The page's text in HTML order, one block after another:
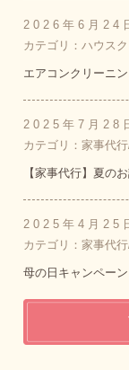
2026年6月24
カテゴリ：ハウス
エアコンクリーニ
2025年7月28
カテゴリ：家事代
【家事代行】夏の
2025年4月25
カテゴリ：家事代
母の日キャンペー